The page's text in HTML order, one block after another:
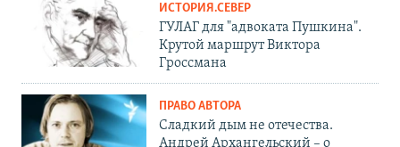
ИСТОРИЯ.СЕВЕР
ГУЛАГ для "адвоката Пушкина".
Крутой маршрут Виктора
Гроссмана
ПРАВО АВТОРА
Сладкий дым не отечества.
Андрей Архангельский – о